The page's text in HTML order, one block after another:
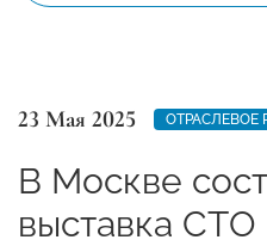
23 Мая 2025 ОТРАСЛЕВОЕ
В Москве
выставка